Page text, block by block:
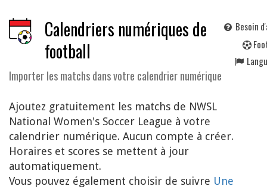
Calendriers numériques de
football
Importer les matchs dans votre calendrier numérique
Besoin
F
Ajoutez gratuitement les matchs de NWSL
National Women's Soccer League à votre
calendrier numérique. Aucun compte à créer.
Horaires et scores se mettent à jour
automatiquement.
Vous pouvez également choisir de suivre Une